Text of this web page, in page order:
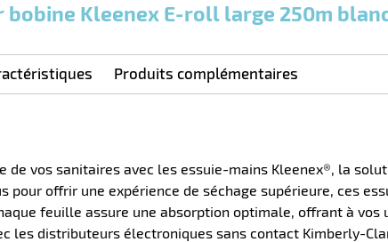
bobine Kleenex E-roll large 250m
Produits complémentaires
de vos sanitaires avec les essuie-mains Kleenex®, la
pour offrir une expérience de séchage supérieure, ces
feuille assure une absorption optimale, offrant à
les distributeurs électroniques sans contact Kimberly-